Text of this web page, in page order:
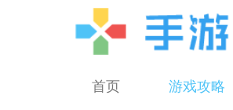
首页 游戏攻略